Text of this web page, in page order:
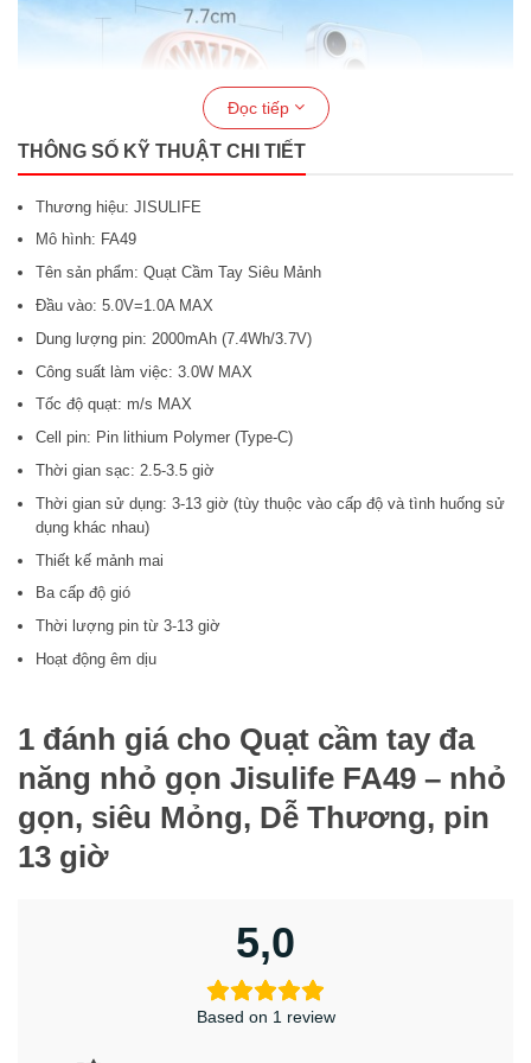
3 tốc độ gió cho sự thoải mái tùy
chỉnh
Với ba tốc độ gió có thể điều chỉnh, quạt cầm tay mini
JISULIFE cho phép bạn tùy chỉnh mức độ thoải mái của
mình. Dù bạn thích làn gió nhẹ nhàng hay luồng không khí
mạnh mẽ hơn, chỉ cần chọn tốc độ phù hợp với nhu cầu
của bạn. Tính năng này đảm bảo bạn luôn mát mẻ và thoải
mái trong mọi tình huống, dù bạn đang làm việc tại bàn làm
Đọc tiếp
THÔNG SỐ KỸ THUẬT CHI TIẾT
Thương hiệu: JISULIFE
Mô hình: FA49
Tên sản phẩm: Quạt Cầm Tay Siêu Mảnh
Đầu vào: 5.0V=1.0A MAX
Dung lượng pin: 2000mAh (7.4Wh/3.7V)
Công suất làm việc: 3.0W MAX
Tốc độ quạt: m/s MAX
Cell pin: Pin lithium Polymer (Type-C)
Thời gian sạc: 2.5-3.5 giờ
Thời gian sử dụng: 3-13 giờ (tùy thuộc vào cấp độ và tình huống sử
dụng khác nhau)
Thiết kế mảnh mai
Ba cấp độ gió
Thời lượng pin từ 3-13 giờ
Hoạt động êm dịu
1 đánh giá cho Quạt cầm tay đa
năng nhỏ gọn Jisulife FA49 – nhỏ
gọn, siêu Mỏng, Dễ Thương, pin
13 giờ
5,0
Based on 1 review